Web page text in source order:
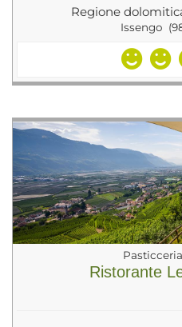
Regione
Issengo
Ristorante